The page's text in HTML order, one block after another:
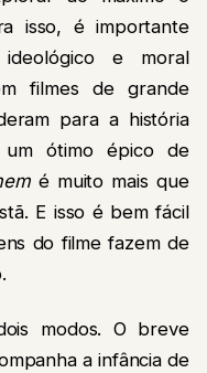
isso, é importante
e moral
filmes de grande
para a história
um ótimo épico de
é muito mais que
E isso é bem fácil
do filme fazem de
modos. O breve
a infância de